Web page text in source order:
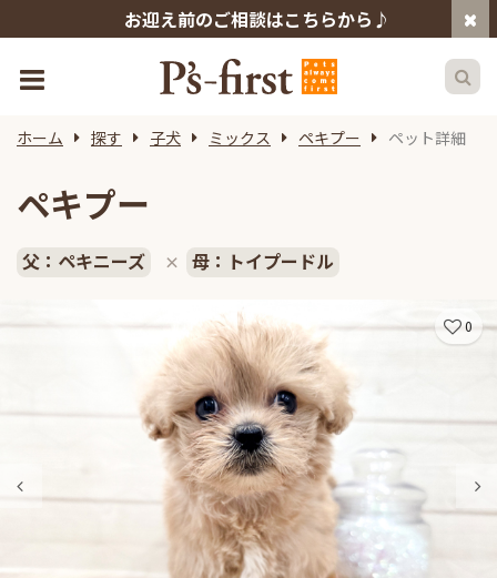
お迎え前のご相談はこちらから♪
ホーム 探す 子犬 ミックス ペキプー ペット詳細
ペキプー
父：ペキニーズ × 母：トイプードル
0